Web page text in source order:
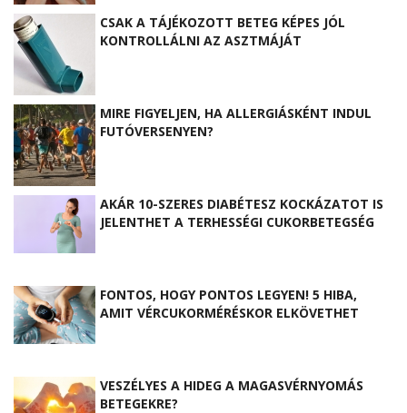
CSAK A TÁJÉKOZOTT BETEG KÉPES JÓL
KONTROLLÁLNI AZ ASZTMÁJÁT
MIRE FIGYELJEN, HA ALLERGIÁSKÉNT INDUL
FUTÓVERSENYEN?
AKÁR 10-SZERES DIABÉTESZ KOCKÁZATOT IS
JELENTHET A TERHESSÉGI CUKORBETEGSÉG
FONTOS, HOGY PONTOS LEGYEN! 5 HIBA,
AMIT VÉRCUKORMÉRÉSKOR ELKÖVETHET
VESZÉLYES A HIDEG A MAGASVÉRNYOMÁS
BETEGEKRE?